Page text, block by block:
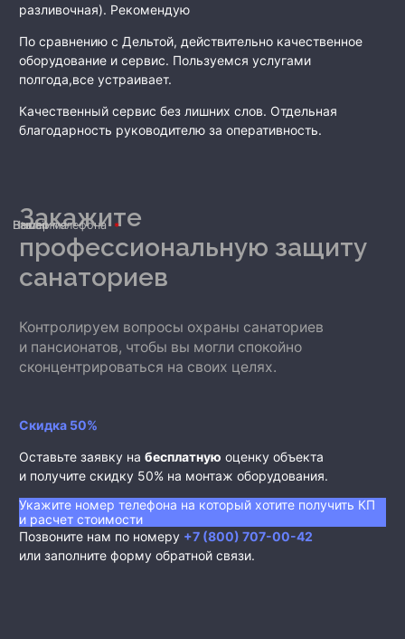
разливочная). Рекомендую
По сравнению с Дельтой, действительно качественное
оборудование и сервис. Пользуемся услугами
полгода,все устраивает.
Качественный сервис без лишних слов. Отдельная
благодарность руководителю за оперативность.
Закажите
профессиональную защиту
санаториев
Контролируем вопросы охраны санаториев
и пансионатов, чтобы вы могли спокойно
сконцентрироваться на своих целях.
Скидка 50%
Оставьте заявку на бесплатную оценку объекта
и получите скидку 50% на монтаж оборудования.
Укажите номер телефона на который хотите получить КП
и расчет стоимости
Позвоните нам по номеру +7 (800) 707-00-42
или заполните форму обратной связи.
Ваше имя
Номер телефона
E-mail